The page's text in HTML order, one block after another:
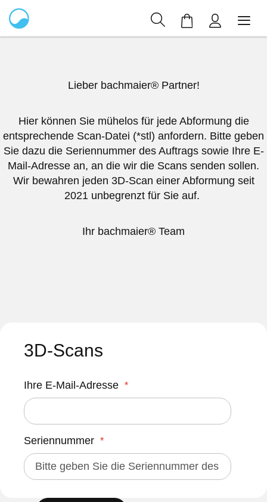
Mein
Lieber bachmaier® Partner!
Hier können Sie mühelos für jede Abformung die
entsprechende Scan-Datei (*stl) anfordern. Bitte geben
Sie dazu die Seriennummer des Auftrags sowie Ihre E-
Mail-Adresse an, an die wir die Scans senden sollen.
Wir bewahren jeden 3D-Scan einer Abformung seit
2021 unbegrenzt für Sie auf.
Ihr bachmaier® Team
3D-Scans
Ihre E-Mail-Adresse
Seriennummer